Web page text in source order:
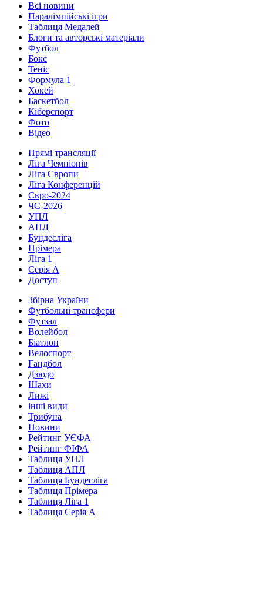
Всі новини
Паралімпійські ігри
Таблиця Медалей
Блоги та авторські матеріали
Футбол
Бокс
Теніс
Формула 1
Хокей
Баскетбол
Кіберспорт
Фото
Відео
Прямі трансляції
Ліга Чемпіонів
Ліга Європи
Ліга Конференцій
Євро-2024
ЧС-2026
УПЛ
АПЛ
Бундесліга
Прімера
Ліга 1
Серія А
Доступ
Збірна України
Футбольні трансфери
Футзал
Волейбол
Біатлон
Велоспорт
Гандбол
Дзюдо
Шахи
Лижі
інші види
Трибуна
Новини
Рейтинг УЄФА
Рейтинг ФІФА
Таблиця УПЛ
Таблиця АПЛ
Таблиця Бундесліга
Таблиця Прімера
Таблиця Ліга 1
Таблиця Серія А